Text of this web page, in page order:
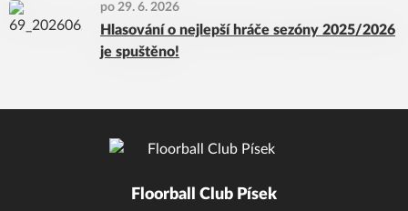
po 29. 6. 2026
Hlasování o nejlepší hráče sezóny 2025/2026
je spuštěno!
Floorball Club Písek